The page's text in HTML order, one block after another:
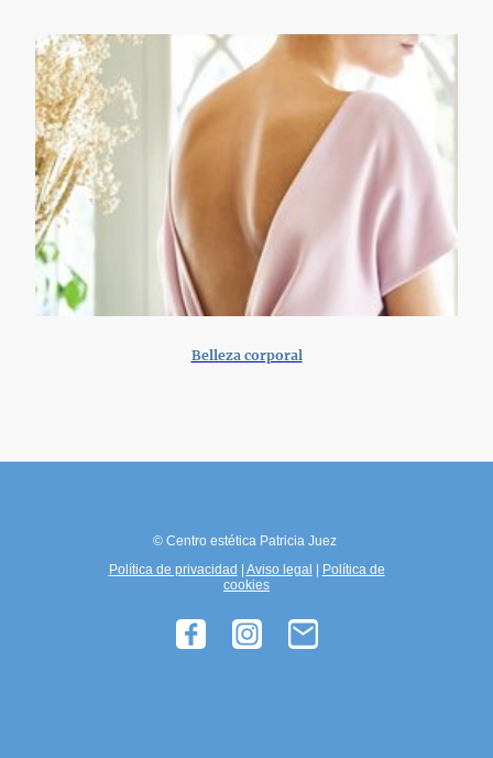
Belleza corporal
© Centro estética Patricia Juez
Política de privacidad | Aviso legal | Política de
cookies